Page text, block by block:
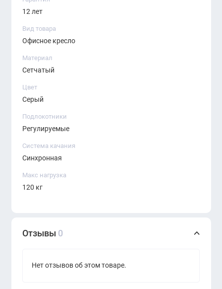
премиальное офисное кресло для тех, кто ценит
длительной работы и подчёркивает статус
12 лет
Вид товара
Офисное кресло
Материал
Сетчатый
Цвет
Серый
Подлокотники
Регулируемые
Система качания
Синхронная
Макс нагрузка
120 кг
Отзывы 0
Нет отзывов об этом товаре.